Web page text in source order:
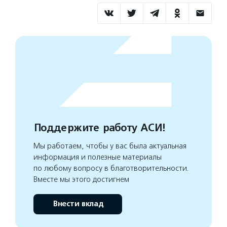
Поддержите работу АСИ!
Мы работаем, чтобы у вас была актуальная
информация и полезные материалы
по любому вопросу в благотворительности.
Вместе мы этого достигнем
Внести вклад